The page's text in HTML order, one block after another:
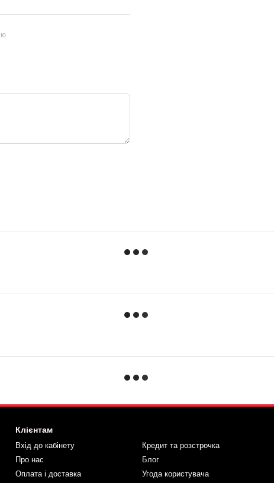
Клієнтам
Вхід до кабінету
Про нас
Оплата і доставка
Кредит та розстрочка
Блог
Угода користувача